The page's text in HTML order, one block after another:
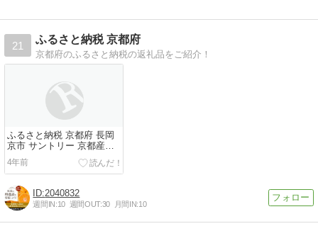
21
ふるさと納税 京都府
京都府のふるさと納税の返礼品をご紹介！
ふるさと納税 京都府 長岡
京市 サントリー 京都産
ザ・プレミアム・モルツ
4年前
2040832
週間IN:10 週間OUT:30 月間IN:10